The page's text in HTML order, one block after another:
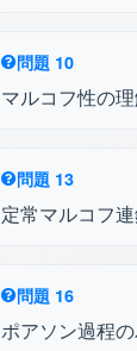
問題 10
マルコフ性の
問題 13
定常マルコフ
問題 16
ポアソン過程